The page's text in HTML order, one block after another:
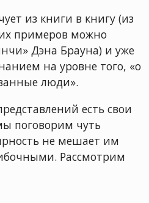
из книги в книгу (из
примеров можно
Дэна Брауна) и уже
на уровне того, «о
люди».
есть свои
поговорим чуть
не мешает им
Рассмотрим